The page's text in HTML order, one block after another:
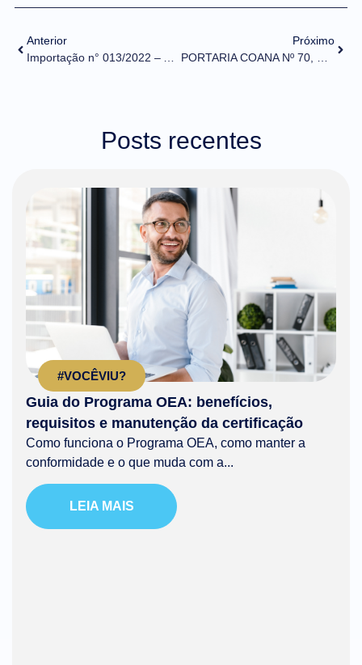
Anterior
Próximo
Posts recentes
#VOCÊVIU?
Guia do Programa OEA: benefícios,
requisitos e manutenção da certificação
Como funciona o Programa OEA, como manter a
conformidade e o que muda com a...
LEIA MAIS